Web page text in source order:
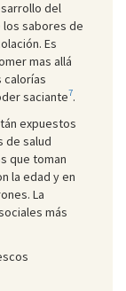
del
sabores de
Es
mas allá
calorías
saciante7.
expuestos
de salud
que toman
la edad y en
La
más